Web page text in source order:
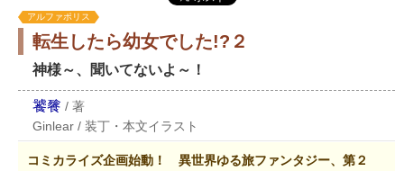
アルファポリス
転生したら幼女でした!?２
神様～、聞いてないよ～！
饕餮 / 著
Ginlear / 装丁・本文イラスト
コミカライズ企画始動！ 異世界ゆる旅ファンタジー、第２